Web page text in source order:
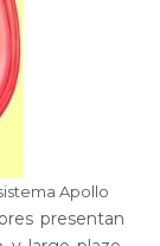
Apollo
presentan